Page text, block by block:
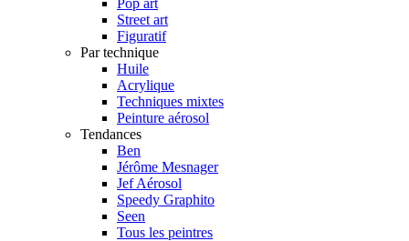
Street art
Figuratif
Par technique
Huile
Acrylique
Techniques mixtes
Peinture aérosol
Tendances
Ben
Jérôme Mesnager
Jef Aérosol
Speedy Graphito
Seen
Tous les peintres